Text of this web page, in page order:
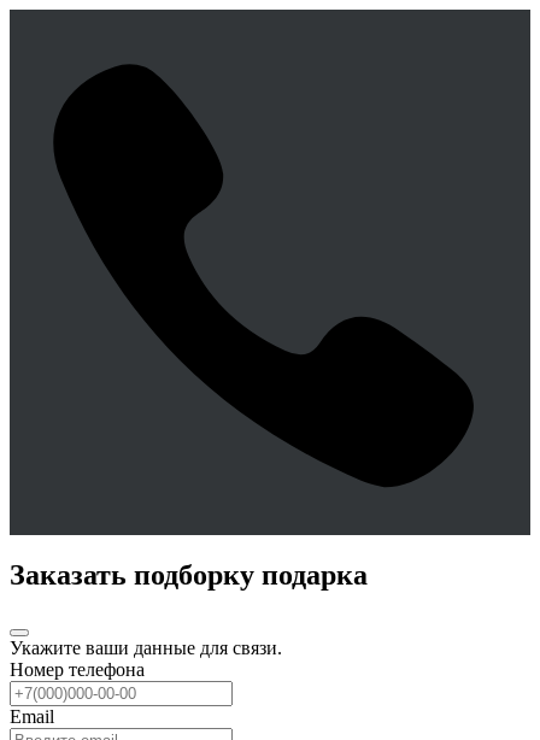
Заказать подборку подарка
Укажите ваши данные для связи.
Номер телефона
Email